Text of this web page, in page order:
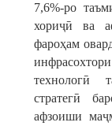
7,6%-ро
хориҷӣ ва
фароҳам
технологӣ
стратегӣ
афзоиши